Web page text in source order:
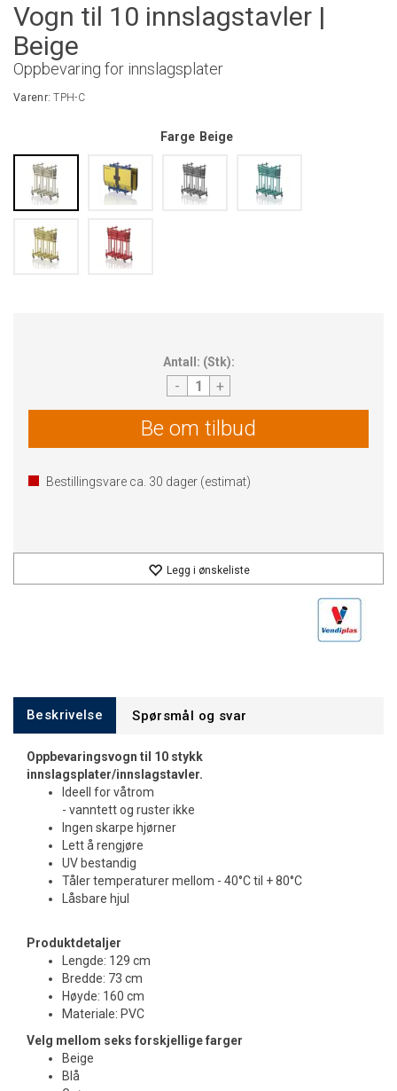
Vogn til 10 innslagstavler |
Beige
Oppbevaring for innslagsplater
Varenr:TPH-C
Farge Beige
Antall: (Stk):
- +
Be om tilbud
Bestillingsvare ca. 30 dager (estimat)
Legg i ønskeliste
Beskrivelse Spørsmål og svar
Oppbevaringsvogn til 10 stykk
innslagsplater/innslagstavler.
Ideell for våtrom
- vanntett og ruster ikke
Ingen skarpe hjørner
Lett å rengjøre
UV bestandig
Tåler temperaturer mellom - 40°C til + 80°C
Låsbare hjul
Produktdetaljer
Lengde: 129 cm
Bredde: 73 cm
Høyde: 160 cm
Materiale: PVC
Velg mellom seks forskjellige farger
Beige
Blå